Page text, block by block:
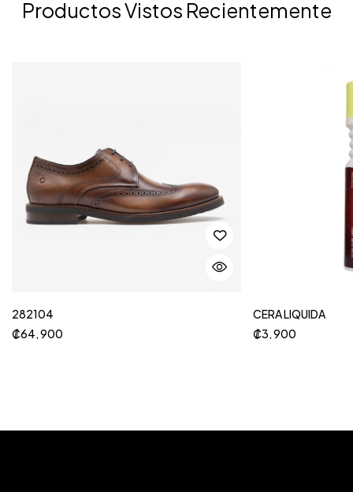
Productos Vistos Recientemente
282104
₡64, 900
CERA LIQUIDA
₡3, 900